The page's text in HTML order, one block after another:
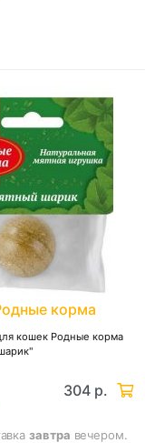
корма
кошек Родные корма
304 р.
завтра вечером.